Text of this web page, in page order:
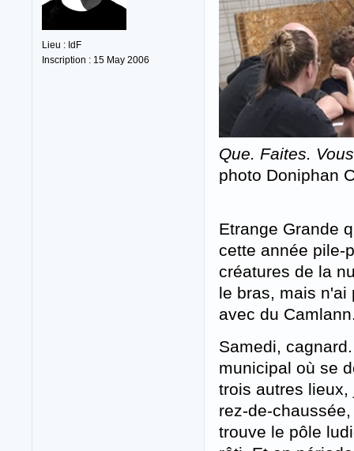
Lieu : IdF
Inscription : 15 May 2006
Que. Faites.
photo Doniphan
Etrange Grande
cette année pile-
créatures de la
le bras, mais n'ai
avec du
Samedi,
municipal où se
trois autres
rez-de-
trouve le pôle